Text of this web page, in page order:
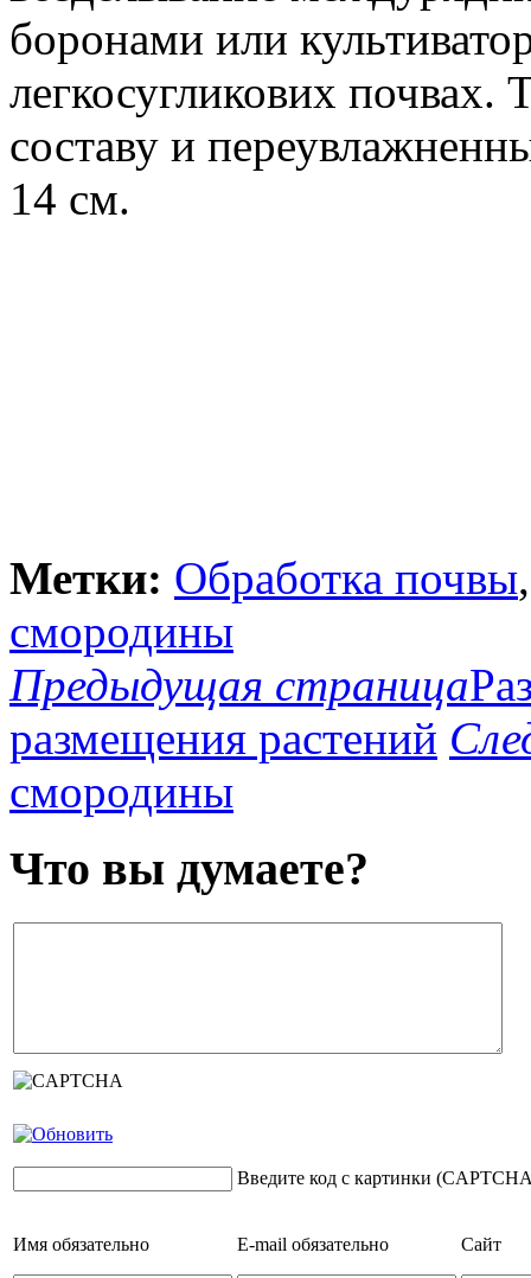
боронами или
легкосугликових
составу и
14 см.
Метки: Обработка почвы
смородины
Предыдущая страница
размещения растений
смородины
Что вы думаете?
Введите код с картинки
Имя обязательно E-mail обязательно Сайт